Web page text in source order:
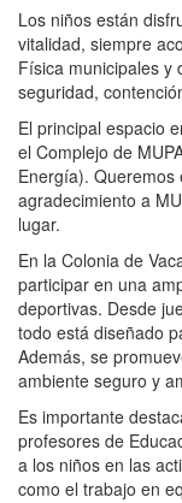
Los niños están
vitalidad, siempre
Física municipales y
seguridad,
El principal espacio
el Complejo de
Energía). Queremos
agradecimiento a
lugar.
En la Colonia de
participar en una
deportivas. Desde
todo está diseñado
Además, se
ambiente seguro y
Es importante
profesores de
a los niños en las
como el trabajo en